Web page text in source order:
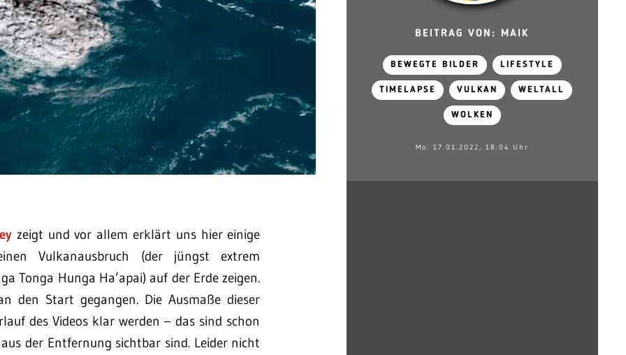
zeigt und vor allem erklärt uns hier einige
Vulkanausbruch (der jüngst extrem
Tonga Hunga Ha’apai) auf der Erde zeigen.
den Start gegangen. Die Ausmaße dieser
des Videos klar werden – das sind schon
der Entfernung sichtbar sind. Leider nicht
BEITRAG VON: MAIK
BEWEGTE BILDER LIFESTYLE
TIMELAPSE VULKAN WELTALL
WOLKEN
Mo. 17.01.2022, 18:04 Uhr